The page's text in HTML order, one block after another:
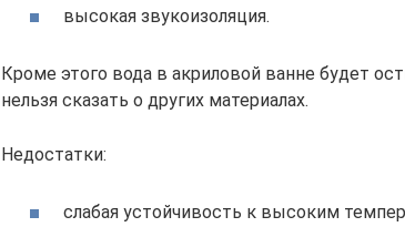
высокая звукоизоляция.
Кроме этого вода в акриловой ванне будет
нельзя сказать о других материалах.
Недостатки:
слабая устойчивость к высоким